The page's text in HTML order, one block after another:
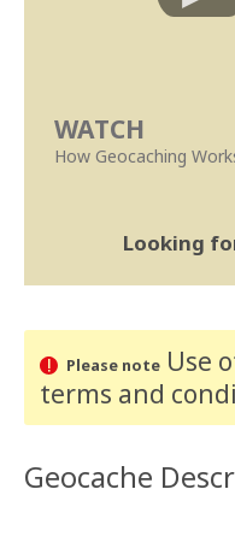
WATCH
How Geocaching
Looking
Please noteUse
terms and
Geocache